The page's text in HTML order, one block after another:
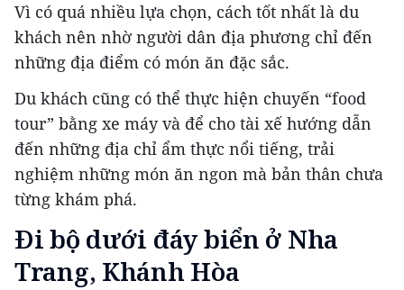
Vì có quá nhiều lựa chọn, cách tốt nhất là du
khách nên nhờ người dân địa phương chỉ đến
những địa điểm có món ăn đặc sắc.
Du khách cũng có thể thực hiện chuyến “food
tour” bằng xe máy và để cho tài xế hướng dẫn
đến những địa chỉ ẩm thực nổi tiếng, trải
nghiệm những món ăn ngon mà bản thân chưa
từng khám phá.
Đi bộ dưới đáy biển ở Nha
Trang, Khánh Hòa